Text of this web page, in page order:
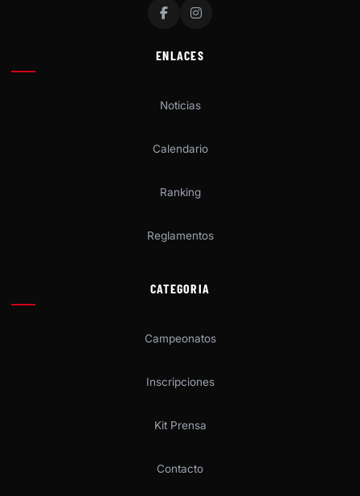
ENLACES
Noticias
Calendario
Ranking
Reglamentos
CATEGORIA
Campeonatos
Inscripciones
Kit Prensa
Contacto